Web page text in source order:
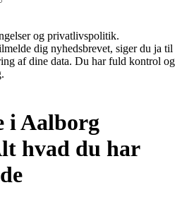
og privatlivspolitik.
dig nyhedsbrevet, siger du ja til
af dine data. Du har fuld kontrol og
i Aalborg
hvad du har